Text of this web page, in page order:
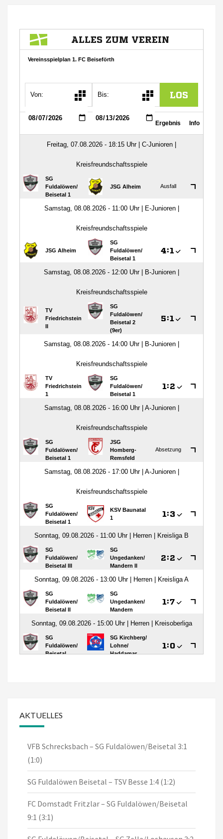
AKTUELLES
VFB Schrecksbach – SG Fuldalöwen/Beisetal 3:1
(1:0)
SG Fuldalöwen Beisetal – TSV Besse 1:4 (1:2)
FC Domstadt Fritzlar – SG Fuldalöwen/Beisetal
9:1 (3:1)